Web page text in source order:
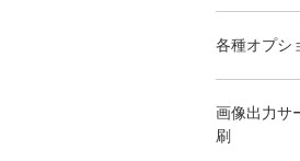
各種オプシ
画像出力サ
刷